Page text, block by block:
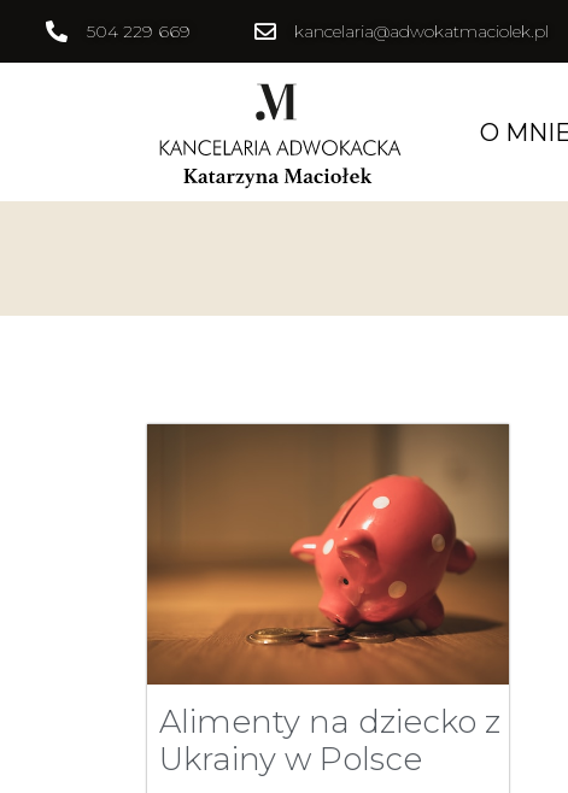
504 229 669 kancelaria@adwokatmaciolek.pl
O
Alimenty na dziecko z
Ukrainy w Polsce